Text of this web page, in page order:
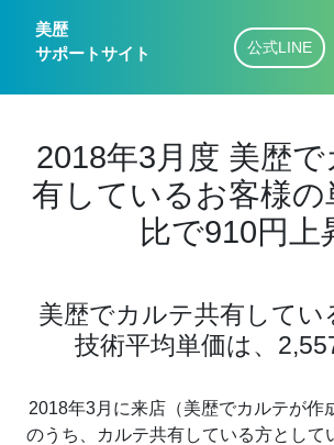
美歴
サポートサイト
公式LINE
2018年3月度 美歴
有しているお客様の
比で910円上
美歴でカルテ共有してい
技術平均単価は、
2018年3月に来店（美歴でカルテが作
のうち、カルテ共有している方として